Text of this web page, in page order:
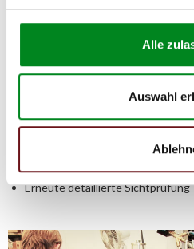
Alle
Auswahl
Demontage,
Sichtkontrolle des Altteils
komplette Demontage in die
Verschleißteile fachgerecht
Erneute detaillierte Sichtprüfung